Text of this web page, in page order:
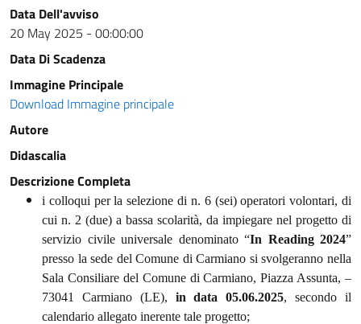
Data Dell'avviso
20 May 2025 - 00:00:00
Data Di Scadenza
Immagine Principale
Download Immagine principale
Autore
Didascalia
Descrizione Completa
i colloqui per la selezione di n. 6 (sei) operatori volontari, di
cui n. 2 (due) a bassa scolarità, da impiegare nel progetto di
servizio civile universale denominato “In Reading 2024”
presso la sede del Comune di Carmiano si svolgeranno nella
Sala Consiliare del Comune di Carmiano, Piazza Assunta, –
73041 Carmiano (LE), in data 05.06.2025, secondo il
calendario allegato inerente tale progetto;